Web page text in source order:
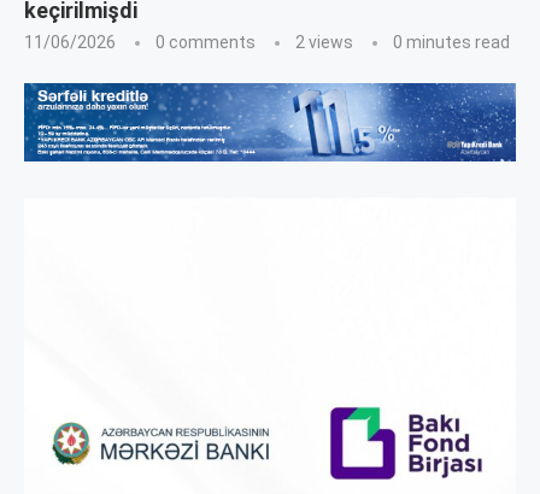
keçirilmişdi
11/06/2026 0 comments 2views 0 minutes read